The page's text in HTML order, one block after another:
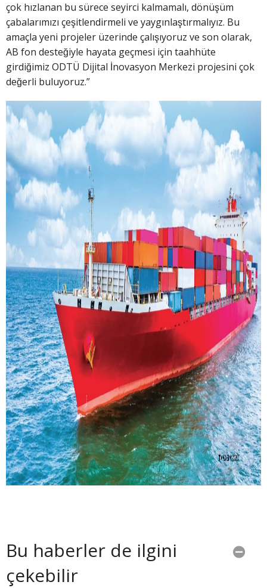
çok hızlanan bu sürece seyirci kalmamalı, dönüşüm
çabalarımızı çeşitlendirmeli ve yaygınlaştırmalıyız. Bu
amaçla yeni projeler üzerinde çalışıyoruz ve son olarak,
AB fon desteğiyle hayata geçmesi için taahhüte
girdiğimiz ODTÜ Dijital İnovasyon Merkezi projesini çok
değerli buluyoruz.”
Bu haberler de ilgini
çekebilir